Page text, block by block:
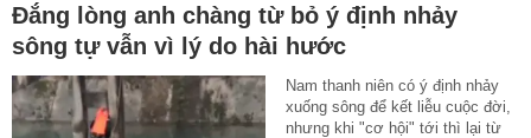
Đắng lòng anh chàng từ bỏ ý định nhảy
sông tự vẫn vì lý do hài hước
Nam thanh niên có ý định nhảy
xuống sông để kết liễu cuộc đời,
nhưng khi "cơ hội" tới thì lại từ